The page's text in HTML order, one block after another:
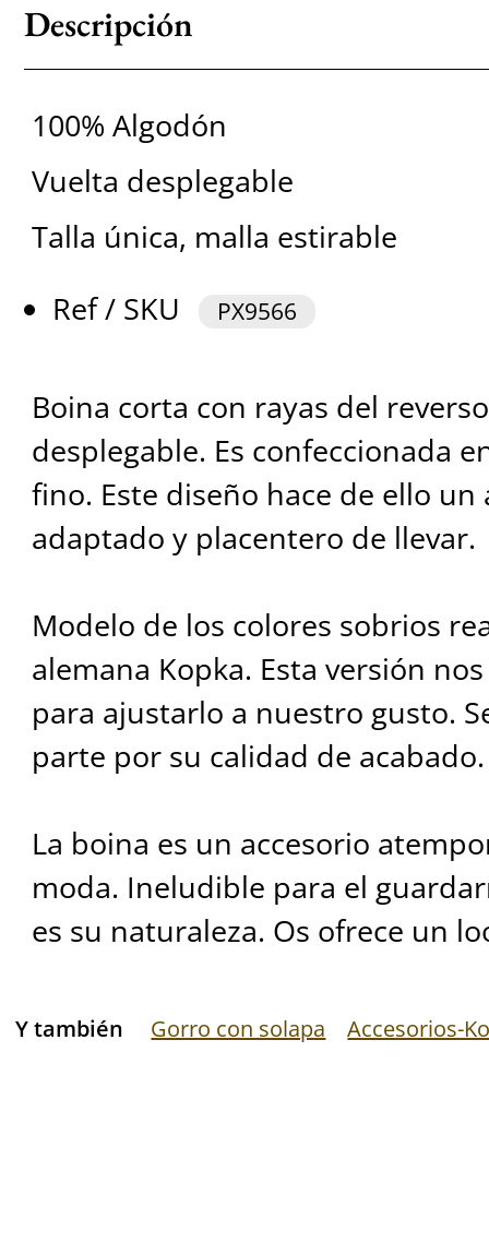
Descripción
100% Algodón
Vuelta desplegable
Talla única, malla estirable
Ref / SKU
PX9566
Boina corta con rayas del
desplegable. Es confeccionada
fino. Este diseño hace de ello un
adaptado y placentero de llevar.
Modelo de los colores sobrios
alemana Kopka. Esta versión
para ajustarlo a nuestro gusto.
parte por su calidad de acabado.
La boina es un accesorio
moda. Ineludible para el
es su naturaleza. Os ofrece un
Y también Gorro con solapa Accesorios-